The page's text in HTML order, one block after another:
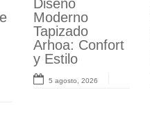
Diseño
Moderno
Tapizado
Arhoa: Confort
y Estilo
5 agosto, 2026
Artesanales
Truel: Pino
Reciclado para
Salón y
Dormitorio
30 julio, 2026